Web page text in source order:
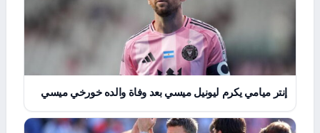
إنتر ميامي يكرم ليونيل ميسي بعد وفاة والده خورخي ميسي